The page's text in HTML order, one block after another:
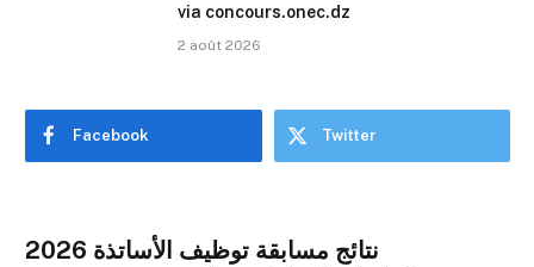
via concours.onec.dz
2 août 2026
Facebook Twitter
نتائج مسابقة توظيف الأساتذة 2026